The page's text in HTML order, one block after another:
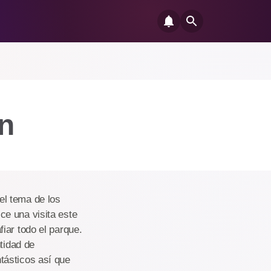
tema de los
una visita este
todo el parque.
de
así que